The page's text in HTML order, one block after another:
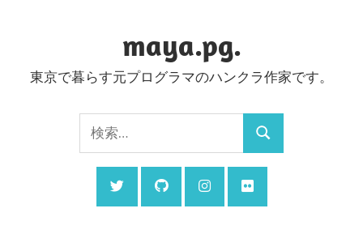
ン
maya.pg.
東京で暮らす元プログラマのハンクラ作家です。
索:
検
索